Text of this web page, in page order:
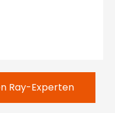
Ray-Experten